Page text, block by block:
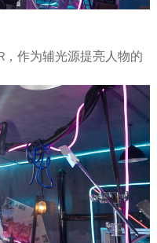
作为辅光源提亮人物的